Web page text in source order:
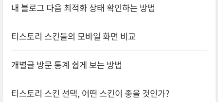
내 블로그 다음 최적화 상태 확인하는 방법
티스토리 스킨들의 모바일 화면 비교
개별글 방문 통계 쉽게 보는 방법
티스토리 스킨 선택, 어떤 스킨이 좋을 것인가?